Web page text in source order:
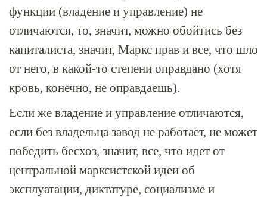
функции (владение и управление) не
отличаются, то, значит, можно обойтись без
капиталиста, значит, Маркс прав и все, что шло
от него, в какой-то степени оправдано (хотя
кровь, конечно, не оправдаешь).
Если же владение и управление отличаются,
если без владельца завод не работает, не может
победить бесхоз, значит, все, что идет от
центральной марксистской идеи об
эксплуатации, диктатуре, социализме и